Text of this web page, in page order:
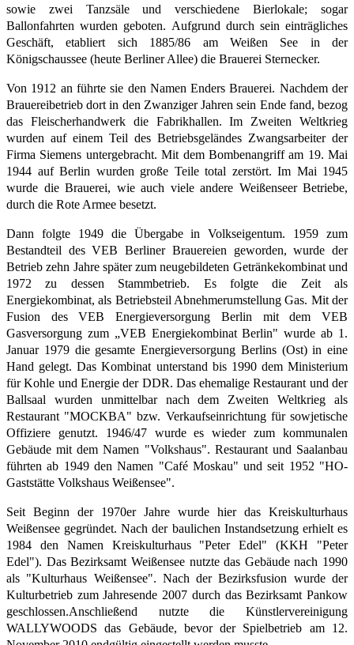
sowie zwei Tanzsäle und verschiedene Bierlokale; sogar
Ballonfahrten wurden geboten. Aufgrund durch sein einträgliches
Geschäft, etabliert sich 1885/86 am Weißen See in der
Königschaussee (heute Berliner Allee) die Brauerei Sternecker.
Von 1912 an führte sie den Namen Enders Brauerei. Nachdem der
Brauereibetrieb dort in den Zwanziger Jahren sein Ende fand, bezog
das Fleischerhandwerk die Fabrikhallen. Im Zweiten Weltkrieg
wurden auf einem Teil des Betriebsgeländes Zwangsarbeiter der
Firma Siemens untergebracht. Mit dem Bombenangriff am 19. Mai
1944 auf Berlin wurden große Teile total zerstört. Im Mai 1945
wurde die Brauerei, wie auch viele andere Weißenseer Betriebe,
durch die Rote Armee besetzt.
Dann folgte 1949 die Übergabe in Volkseigentum. 1959 zum
Bestandteil des VEB Berliner Brauereien geworden, wurde der
Betrieb zehn Jahre später zum neugebildeten Getränkekombinat und
1972 zu dessen Stammbetrieb. Es folgte die Zeit als
Energiekombinat, als Betriebsteil Abnehmerumstellung Gas. Mit der
Fusion des VEB Energieversorgung Berlin mit dem VEB
Gasversorgung zum „VEB Energiekombinat Berlin" wurde ab 1.
Januar 1979 die gesamte Energieversorgung Berlins (Ost) in eine
Hand gelegt. Das Kombinat unterstand bis 1990 dem Ministerium
für Kohle und Energie der DDR. Das ehemalige Restaurant und der
Ballsaal wurden unmittelbar nach dem Zweiten Weltkrieg als
Restaurant "MOCKBA" bzw. Verkaufseinrichtung für sowjetische
Offiziere genutzt. 1946/47 wurde es wieder zum kommunalen
Gebäude mit dem Namen "Volkshaus". Restaurant und Saalanbau
führten ab 1949 den Namen "Café Moskau" und seit 1952 "HO-
Gaststätte Volkshaus Weißensee".
Seit Beginn der 1970er Jahre wurde hier das Kreiskulturhaus
Weißensee gegründet. Nach der baulichen Instandsetzung erhielt es
1984 den Namen Kreiskulturhaus "Peter Edel" (KKH "Peter
Edel"). Das Bezirksamt Weißensee nutzte das Gebäude nach 1990
als "Kulturhaus Weißensee". Nach der Bezirksfusion wurde der
Kulturbetrieb zum Jahresende 2007 durch das Bezirksamt Pankow
geschlossen.Anschließend nutzte die Künstlervereinigung
WALLYWOODS das Gebäude, bevor der Spielbetrieb am 12.